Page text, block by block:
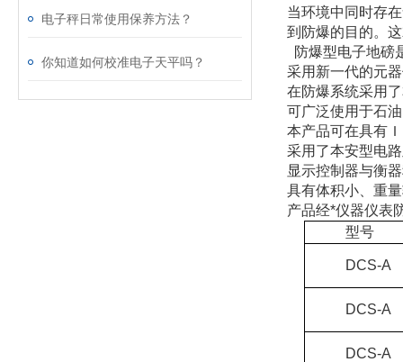
电子秤日常使用保养方法？
你知道如何校准电子天平吗？
当环境中同时存
到防爆的目的。
防爆型电子地磅
采用新一代的元
在防爆系统采用
可广泛使用于石
本产品可在具有
采用了本安型电
显示控制器与衡
具有体积小、重
产品经*仪器仪表
型号
DCS-A
DCS-A
DCS-A